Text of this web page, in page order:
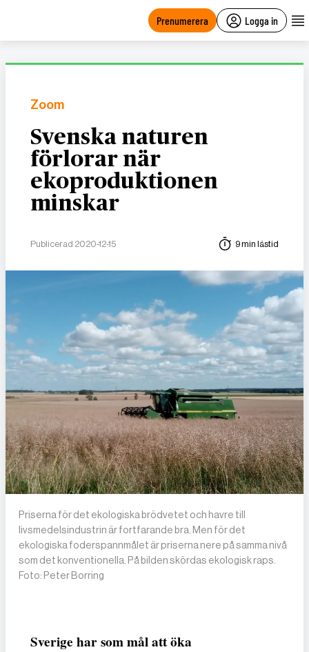
Prenumerera Logga in
Zoom
Svenska naturen
förlorar när
ekoproduktionen
minskar
Publicerad 2020-12-15 9 min lästid
Priserna för det ekologiska brödvetet och havre till
livsmedelsindustrin är fortfarande bra. Men för det
ekologiska foderspannmålet är priserna nere på samma nivå
som det konventionella. På bilden skördas ekologisk raps.
Foto: Peter Borring
Sverige har som mål att öka